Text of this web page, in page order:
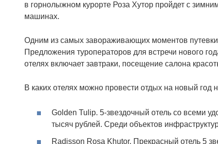
в горнолыжном курорте Роза Хутор пройдет с
машинах.
Одним из самых завораживающих моментов путевки
Предложения туроператоров для встречи нового
отелях включает завтраки, посещение салона
В каких отелях можно провести отдых на новый год
Golden Tulip. 5-звездочный отель со всеми
тысяч рублей. Среди объектов
Radisson Rosa Khutor. Прекрасный отель 5